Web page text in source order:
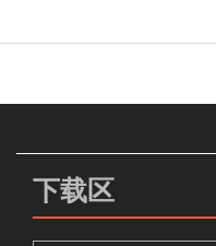
下载区